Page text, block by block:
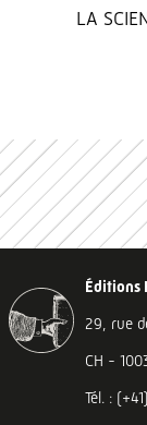
LA
Éditions
29, rue
CH -
Tél. :